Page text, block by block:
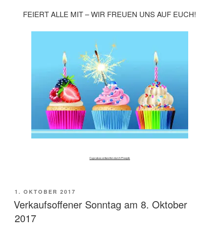
FEIERT ALLE MIT – WIR FREUEN UNS AUF EUCH!
Cupcakes entworfen durch Freepik
VERÖFFENTLICHT
AM
1. OKTOBER 2017
Verkaufsoffener Sonntag am 8. Oktober
2017